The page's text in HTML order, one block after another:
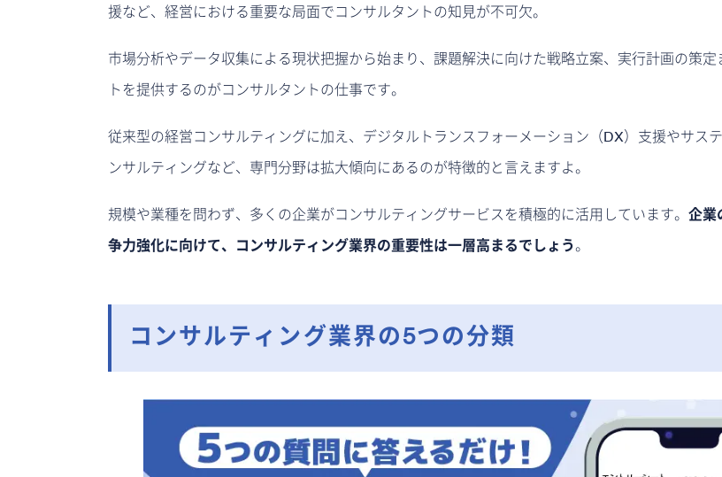
援など、経営における重要な局面でコンサルタントの知見が不可欠。
市場分析やデータ収集による現状把握から始まり、課題解決に向けた戦略立案、実行計画の策定
トを提供するのがコンサルタントの仕事です。
従来型の経営コンサルティングに加え、デジタルトランスフォーメーション（DX）支援やサス
ンサルティングなど、専門分野は拡大傾向にあるのが特徴的と言えますよ。
規模や業種を問わず、多くの企業がコンサルティングサービスを積極的に活用しています。 企業
争力強化に向けて、コンサルティング業界の重要性は一層高まるでしょう。
コンサルティング業界の5つの分類